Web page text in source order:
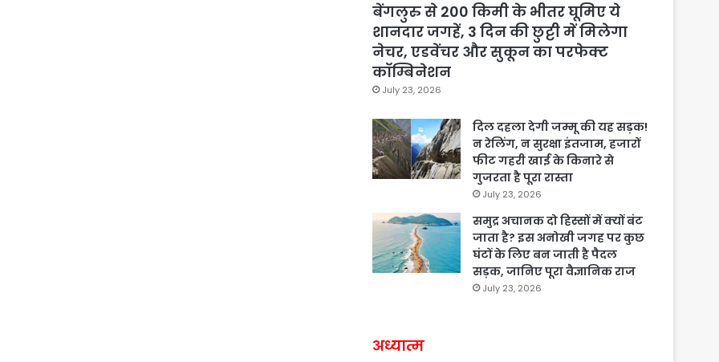
बेंगलुरु से 200 किमी के भीतर घूमिए ये
शानदार जगहें, 3 दिन की छुट्टी में मिलेगा
नेचर, एडवेंचर और सुकून का परफेक्ट
कॉम्बिनेशन
July 23, 2026
दिल दहला देगी जम्मू की यह सड़क!
न रेलिंग, न सुरक्षा इंतजाम, हजारों
फीट गहरी खाई के किनारे से
गुजरता है पूरा रास्ता
July 23, 2026
समुद्र अचानक दो हिस्सों में क्यों बंट
जाता है? इस अनोखी जगह पर कुछ
घंटों के लिए बन जाती है पैदल
सड़क, जानिए पूरा वैज्ञानिक राज
July 23, 2026
अध्यात्म